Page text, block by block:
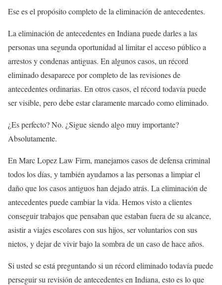
Ese es el propósito completo de la eliminación de antecedentes.
La eliminación de antecedentes en Indiana puede darles a las
personas una segunda oportunidad al limitar el acceso público a
arrestos y condenas antiguas. En algunos casos, un récord
eliminado desaparece por completo de las revisiones de
antecedentes ordinarias. En otros casos, el récord todavía puede
ser visible, pero debe estar claramente marcado como eliminado.
¿Es perfecto? No. ¿Sigue siendo algo muy importante?
Absolutamente.
En Marc Lopez Law Firm, manejamos casos de defensa criminal
todos los días, y también ayudamos a las personas a limpiar el
daño que los casos antiguos han dejado atrás. La eliminación de
antecedentes puede cambiar la vida. Hemos visto a clientes
conseguir trabajos que pensaban que estaban fuera de su alcance,
asistir a viajes escolares con sus hijos, ser voluntarios con sus
nietos, y dejar de vivir bajo la sombra de un caso de hace años.
Si usted se está preguntando si un récord eliminado todavía puede
perseguir su revisión de antecedentes en Indiana, esto es lo que